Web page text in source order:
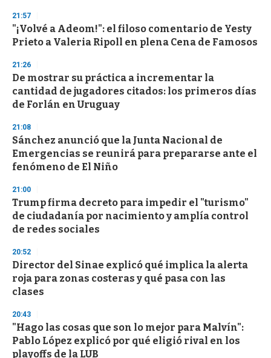
21:57
"¡Volvé a Adeom!": el filoso comentario de Yesty
Prieto a Valeria Ripoll en plena Cena de Famosos
21:26
De mostrar su práctica a incrementar la
cantidad de jugadores citados: los primeros días
de Forlán en Uruguay
21:08
Sánchez anunció que la Junta Nacional de
Emergencias se reunirá para prepararse ante el
fenómeno de El Niño
21:00
Trump firma decreto para impedir el "turismo"
de ciudadanía por nacimiento y amplía control
de redes sociales
20:52
Director del Sinae explicó qué implica la alerta
roja para zonas costeras y qué pasa con las
clases
20:43
"Hago las cosas que son lo mejor para Malvín":
Pablo López explicó por qué eligió rival en los
playoffs de la LUB